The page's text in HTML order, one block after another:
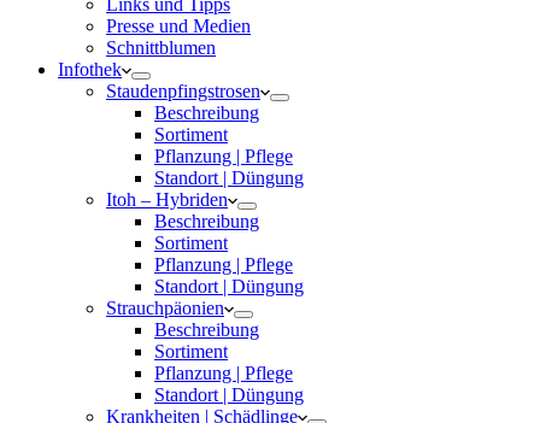
Presse und Medien
Schnittblumen
Infothek
Staudenpfingstrosen
Beschreibung
Sortiment
Pflanzung | Pflege
Standort | Düngung
Itoh – Hybriden
Beschreibung
Sortiment
Pflanzung | Pflege
Standort | Düngung
Strauchpäonien
Beschreibung
Sortiment
Pflanzung | Pflege
Standort | Düngung
Krankheiten | Schädlinge